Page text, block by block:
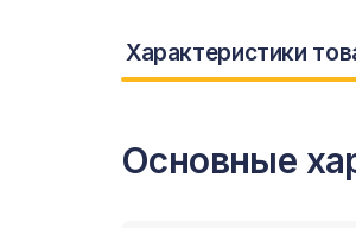
Характеристики
Основные